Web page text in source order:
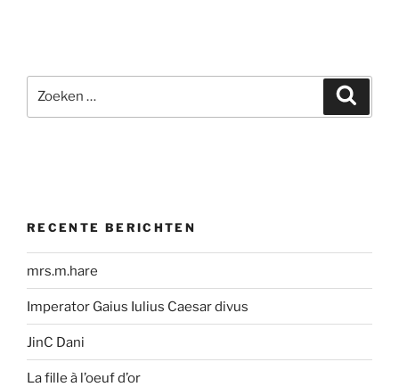
naar:
RECENTE BERICHTEN
mrs.m.hare
Imperator Gaius Iulius Caesar divus
JinC Dani
La fille à l’oeuf d’or